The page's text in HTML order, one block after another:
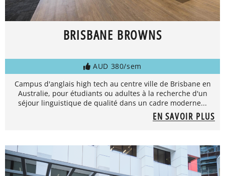
BRISBANE BROWNS
AUD 380/sem
Campus d'anglais high tech au centre ville de Brisbane en
Australie, pour étudiants ou adultes à la recherche d'un
séjour linguistique de qualité dans un cadre moderne...
EN SAVOIR PLUS